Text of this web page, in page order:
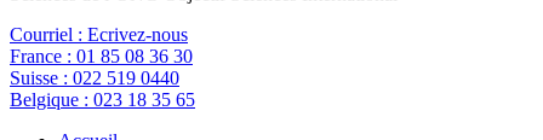
Courriel : Ecrivez-nous
France : 01 85 08 36 30
Suisse : 022 519 0440
Belgique : 023 18 35 65